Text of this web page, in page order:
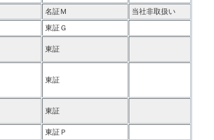
名証Ｍ
当社非取扱い
東証Ｇ
東証
東証
東証
東証Ｐ